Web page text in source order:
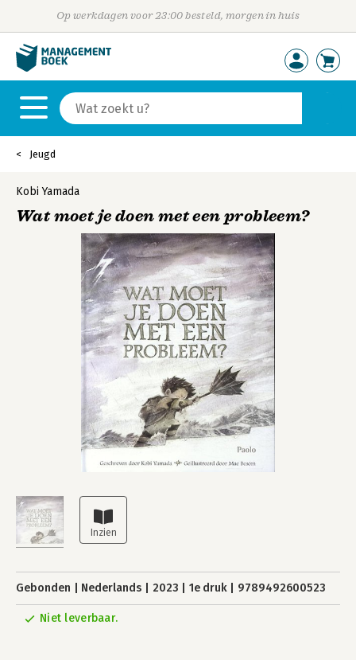
Op werkdagen voor 23:00 besteld, morgen in huis
Jeugd
Kobi Yamada
Wat moet je doen met een probleem?
Gebonden Nederlands 2023 1e druk 9789492600523
Niet leverbaar.